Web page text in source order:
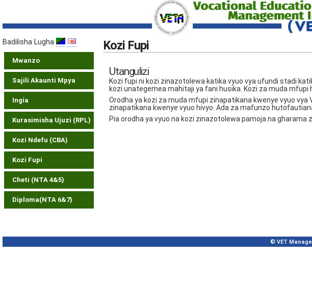
Badilisha Lugha
Mwanzo
Sajili Akaunti Mpya
Ingia
Kurasimisha Ujuzi (RPL)
Kozi Ndefu (CBA)
Kozi Fupi
Cheti (NTA 4&5)
Diploma(NTA 6&7)
Kozi Fupi
Utangulizi
Kozi fupi ni kozi zinazotolewa katika vyuo vya ufundi stadi
kozi unategemea mahitaji ya fani husika. Kozi za muda mfupi
Orodha ya kozi za muda mfupi zinapatikana kwenye vyuo
zinapatikana kwenye vyuo hivyo. Ada za mafunzo
Pia orodha ya vyuo na kozi zinazotolewa pamoja na gharama
© VET